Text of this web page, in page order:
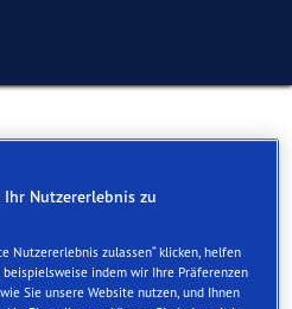
+
ANDREAS
Nutzererlebnis zu
Nutzererlebnis zulassen“ klicken, helfen
beispielsweise indem wir Ihre Präferenzen
Sie unsere Website nutzen, und Ihnen